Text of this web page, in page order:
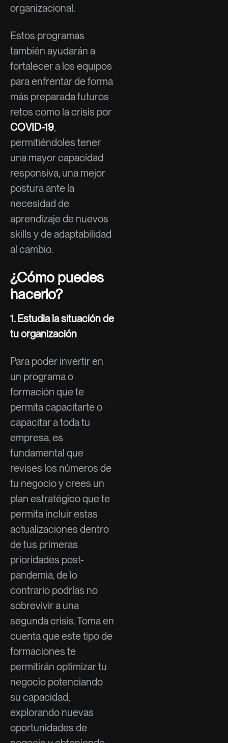
organizacional.
Estos programas
también ayudarán a
fortalecer a los equipos
para enfrentar de forma
más preparada futuros
retos como la crisis por
COVID-19,
permitiéndoles tener
una mayor capacidad
responsiva, una mejor
postura ante la
necesidad de
aprendizaje de nuevos
skills y de adaptabilidad
al cambio.
¿Cómo puedes
hacerlo?
1. Estudia la situación de
tu organización
Para poder invertir en
un programa o
formación que te
permita capacitarte o
capacitar a toda tu
empresa, es
fundamental que
revises los números de
tu negocio y crees un
plan estratégico que te
permita incluir estas
actualizaciones dentro
de tus primeras
prioridades post-
pandemia, de lo
contrario podrías no
sobrevivir a una
segunda crisis. Toma en
cuenta que este tipo de
formaciones te
permitirán optimizar tu
negocio potenciando
su capacidad,
explorando nuevas
oportunidades de